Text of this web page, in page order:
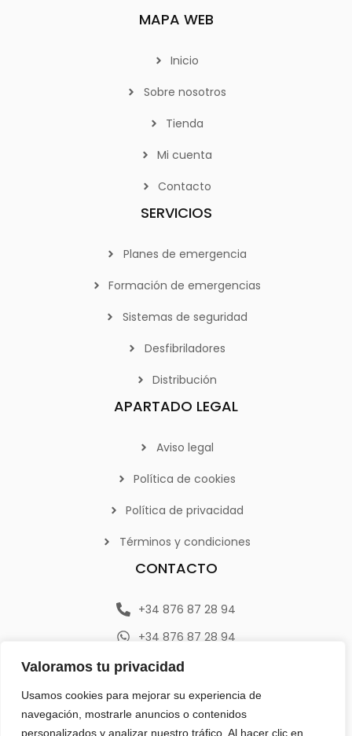
Valoramos tu privacidad
Usamos cookies para mejorar su experiencia de
navegación, mostrarle anuncios o contenidos
personalizados y analizar nuestro tráfico. Al hacer clic en
MAPA WEB
Inicio
Sobre nosotros
Tienda
Mi cuenta
Contacto
SERVICIOS
Planes de emergencia
Formación de emergencias
Sistemas de seguridad
Desfibriladores
Distribución
APARTADO LEGAL
Aviso legal
Política de cookies
Política de privacidad
Términos y condiciones
CONTACTO
+34 876 87 28 94
+34 876 87 28 94
info@emerplan.es
Av. República Argentina 9, 46800 (Xàtiva) Valencia